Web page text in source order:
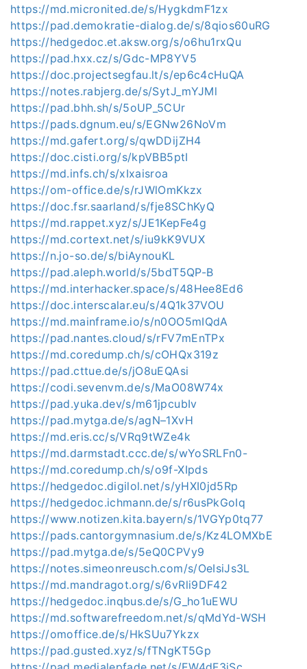
https://md.micronited.de/s/HygkdmF1zx
https://pad.demokratie-dialog.de/s/8qios60uRG
https://hedgedoc.et.aksw.org/s/o6hu1rxQu
https://pad.hxx.cz/s/Gdc-MP8YV5
https://doc.projectsegfau.lt/s/ep6c4cHuQA
https://notes.rabjerg.de/s/SytJ_mYJMl
https://pad.bhh.sh/s/5oUP_5CUr
https://pads.dgnum.eu/s/EGNw26NoVm
https://md.gafert.org/s/qwDDijZH4
https://doc.cisti.org/s/kpVBB5ptI
https://md.infs.ch/s/xIxaisroa
https://om-office.de/s/rJWlOmKkzx
https://doc.fsr.saarland/s/fje8SChKyQ
https://md.rappet.xyz/s/JE1KepFe4g
https://md.cortext.net/s/iu9kK9VUX
https://n.jo-so.de/s/biAynouKL
https://pad.aleph.world/s/5bdT5QP-B
https://md.interhacker.space/s/48Hee8Ed6
https://doc.interscalar.eu/s/4Q1k37VOU
https://md.mainframe.io/s/n0OO5mIQdA
https://pad.nantes.cloud/s/rFV7mEnTPx
https://md.coredump.ch/s/cOHQx319z
https://pad.cttue.de/s/jO8uEQAsi
https://codi.sevenvm.de/s/MaO08W74x
https://pad.yuka.dev/s/m61jpcubIv
https://pad.mytga.de/s/agN–1XvH
https://md.eris.cc/s/VRq9tWZe4k
https://md.darmstadt.ccc.de/s/wYoSRLFn0-
https://md.coredump.ch/s/o9f-XIpds
https://hedgedoc.digilol.net/s/yHXI0jd5Rp
https://hedgedoc.ichmann.de/s/r6usPkGoIq
https://www.notizen.kita.bayern/s/1VGYp0tq77
https://pads.cantorgymnasium.de/s/Kz4LOMXbE
https://pad.mytga.de/s/5eQ0CPVy9
https://notes.simeonreusch.com/s/OeIsiJs3L
https://md.mandragot.org/s/6vRli9DF42
https://hedgedoc.inqbus.de/s/G_ho1uEWU
https://md.softwarefreedom.net/s/qMdYd-WSH
https://omoffice.de/s/HkSUu7Ykzx
https://pad.gusted.xyz/s/fTNgKT5Gp